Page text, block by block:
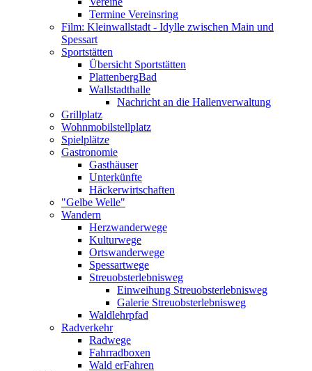
Termine Vereinsring
Film: Kleinwallstadt - Idylle zwischen Main und
Spessart
Sportstätten
Übersicht Sportstätten
PlattenbergBad
Wallstadthalle
Nachricht an die Hallenverwaltung
Grillplatz
Wohnmobilstellplatz
Spielplätze
Gastronomie
Gasthäuser
Unterkünfte
Häckerwirtschaften
"Gelbe Welle"
Wandern
Herzwanderwege
Kulturwege
Ortswanderwege
Spessartwege
Streuobsterlebnisweg
Einweihung Streuobsterlebnisweg
Galerie Streuobsterlebnisweg
Waldlehrpfad
Radverkehr
Radwege
Fahrradboxen
Wald erFahren